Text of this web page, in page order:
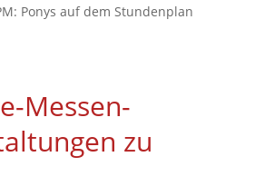
Ponys auf dem Stundenplan
Messen-
zu